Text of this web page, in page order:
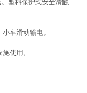
塑料保护式安全滑触
车滑动输电。
使用。